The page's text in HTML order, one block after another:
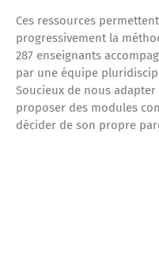
Ces ressources
progressivement la
287 enseignants
par une équipe
Soucieux de nous
proposer des modules
décider de son propre